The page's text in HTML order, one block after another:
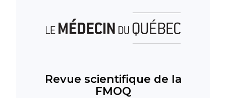
Revue scientifique de la
FMOQ